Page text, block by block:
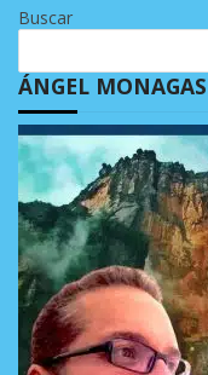
Buscar
ÁNGEL MONAGAS